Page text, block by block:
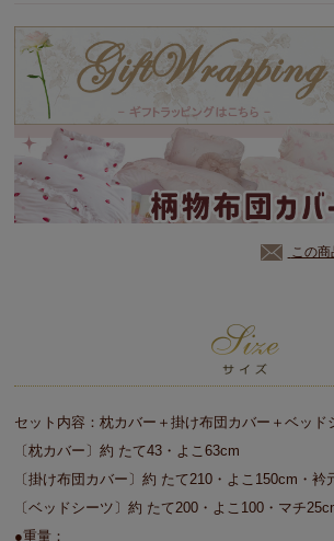
この
セット内容：枕カバー＋掛け布団カバー＋ベッド
〔枕カバー〕約 たて43・よこ63cm
〔掛け布団カバー〕約 たて210・よこ150cm・衿
〔ベッドシーツ〕約 たて200・よこ100・マチ
●重量：